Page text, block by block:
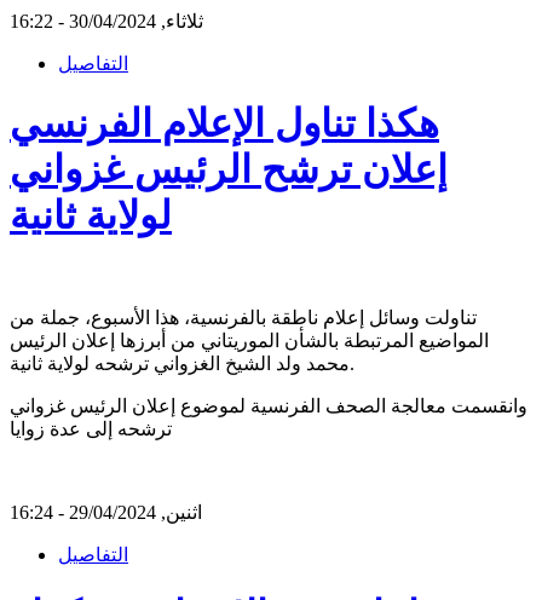
ثلاثاء, 30/04/2024 - 16:22
التفاصيل
هكذا تناول الإعلام الفرنسي
إعلان ترشح الرئيس غزواني
لولاية ثانية
تناولت وسائل إعلام ناطقة بالفرنسية، هذا الأسبوع، جملة من
المواضيع المرتبطة بالشأن الموريتاني من أبرزها إعلان الرئيس
محمد ولد الشيخ الغزواني ترشحه لولاية ثانية.
وانقسمت معالجة الصحف الفرنسية لموضوع إعلان الرئيس غزواني
ترشحه إلى عدة زوايا
اثنين, 29/04/2024 - 16:24
التفاصيل